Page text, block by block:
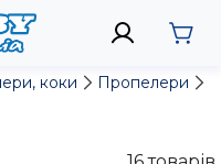
коки
Пропелери